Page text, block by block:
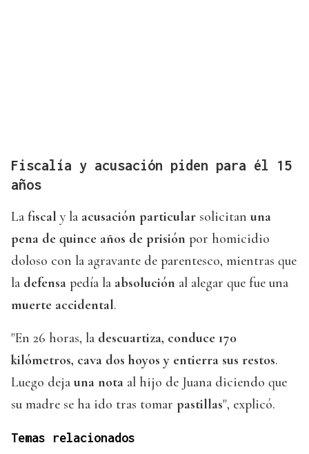
Fiscalía y acusación piden para él 15
años
La fiscal y la acusación particular solicitan una
pena de quince años de prisión por homicidio
doloso con la agravante de parentesco, mientras que
la defensa pedía la absolución al alegar que fue una
muerte accidental.
"En 26 horas, la descuartiza, conduce 170
kilómetros, cava dos hoyos y entierra sus restos.
Luego deja una nota al hijo de Juana diciendo que
su madre se ha ido tras tomar pastillas", explicó.
Temas relacionados